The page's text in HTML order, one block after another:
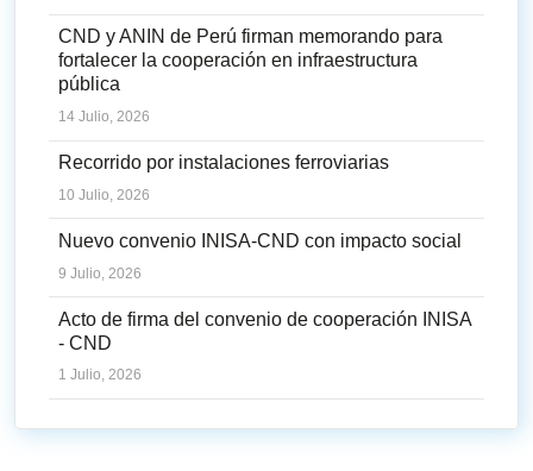
CND y ANIN de Perú firman memorando para
fortalecer la cooperación en infraestructura
pública
14 Julio, 2026
Recorrido por instalaciones ferroviarias
10 Julio, 2026
Nuevo convenio INISA-CND con impacto social
9 Julio, 2026
Acto de firma del convenio de cooperación INISA
- CND
1 Julio, 2026